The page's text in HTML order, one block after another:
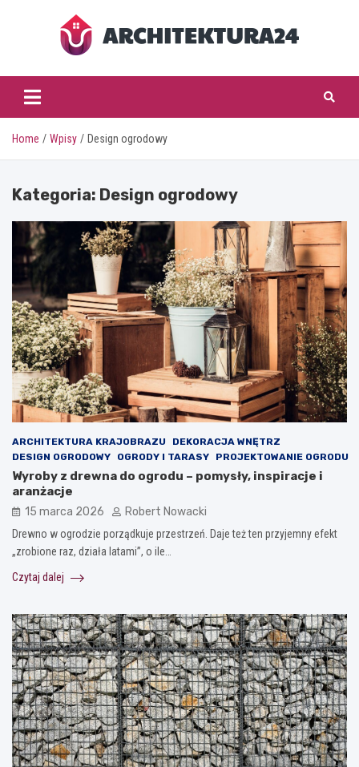
architektura24.pl
Home Wpisy Design ogrodowy
Kategoria: Design ogrodowy
ARCHITEKTURA KRAJOBRAZU
DEKORACJA WNĘTRZ
DESIGN OGRODOWY
OGRODY I TARASY PROJEKTOWANIE OGRODU
Wyroby z drewna do ogrodu – pomysły, inspiracje i
aranżacje
15 marca 2026 Robert Nowacki
Drewno w ogrodzie porządkuje przestrzeń. Daje też ten przyjemny efekt
„zrobione raz, działa latami”, o ile…
Czytaj dalej